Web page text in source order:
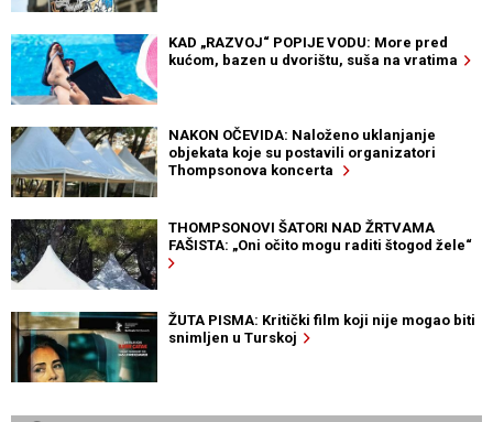
KAD „RAZVOJ“ POPIJE VODU: More pred
kućom, bazen u dvorištu, suša na vratima
NAKON OČEVIDA: Naloženo uklanjanje
objekata koje su postavili organizatori
Thompsonova koncerta
THOMPSONOVI ŠATORI NAD ŽRTVAMA
FAŠISTA: „Oni očito mogu raditi štogod žele“
ŽUTA PISMA: Kritički film koji nije mogao biti
snimljen u Turskoj